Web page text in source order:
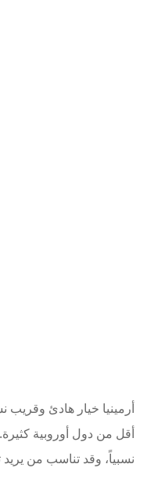
أرمينيا خيار هادئ وقريب
أقل من دول أوروبية
نسبياً، وقد تناسب من